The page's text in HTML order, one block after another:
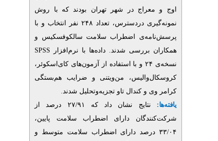
در شهر تهران بودند که با روش
نمونه‌گیری دردسترس، تعداد ۲۴۸ نفر انتخاب و با
اضطراب سلامت سالکوفسکیس و
بررسی شدند. دادهها با نرم افزار SPSS
نسخه‌ی ۲۴ و با استفاده از آزمون‌های کای‌اسکوئر،
ویتنی و ضرایب همبستگی
و کندال تاو تجزیه وتحلیل شدند.
نتایج نشان داد که ۲۷/۹۱ درصد از
دارای اضطراب سلامت پایین،
۰۴ درصد دارای اضطراب سلامت متوسط و